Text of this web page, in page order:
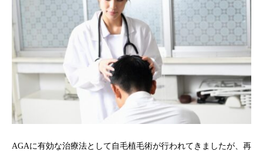
AGAに有効な治療法として自毛植毛術が行われてきましたが、再